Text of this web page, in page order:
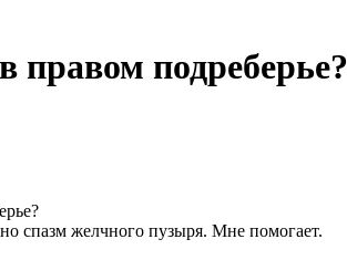
подреберье?
спазм желчного пузыря. Мне помогает.